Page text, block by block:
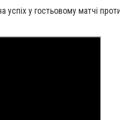
успіх у гостьовому матчі